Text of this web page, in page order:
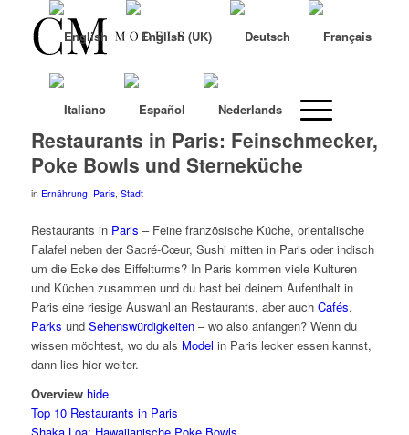
Restaurants in Paris: Feinschmecker,
Poke Bowls und Sterneküche
in Ernährung, Paris, Stadt
Restaurants in Paris – Feine französische Küche, orientalische
Falafel neben der Sacré-Cœur, Sushi mitten in Paris oder indisch
um die Ecke des Eiffelturms? In Paris kommen viele Kulturen
und Küchen zusammen und du hast bei deinem Aufenthalt in
Paris eine riesige Auswahl an Restaurants, aber auch Cafés,
Parks und Sehenswürdigkeiten– wo also anfangen? Wenn du
wissen möchtest, wo du als Model in Paris lecker essen kannst,
dann lies hier weiter.
Overview hide
Top 10 Restaurants in Paris